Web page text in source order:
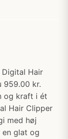
Digital Hair
959.00 kr.
og kraft i ét
Hair Clipper
med høj
en glat og